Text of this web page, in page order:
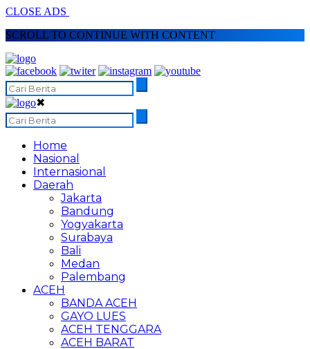
CLOSE ADS
SCROLL TO CONTINUE WITH CONTENT
✖
Home
Nasional
Internasional
Daerah
Jakarta
Bandung
Yogyakarta
Surabaya
Bali
Medan
Palembang
ACEH
BANDA ACEH
GAYO LUES
ACEH TENGGARA
ACEH BARAT